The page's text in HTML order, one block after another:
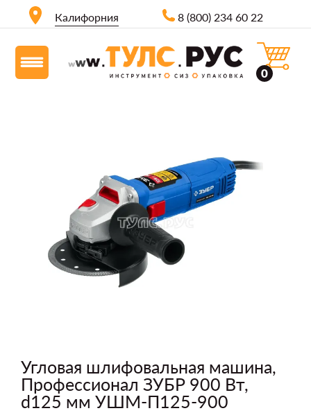
Калифорния 8 (800) 234 60 22
0
Угловая шлифовальная машина,
Профессионал ЗУБР 900 Вт,
d125 мм УШМ-П125-900